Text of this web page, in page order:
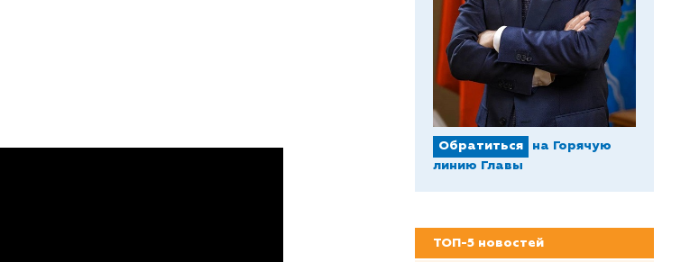
Обратиться
на Горячую
линию Главы
ТОП-5 новостей